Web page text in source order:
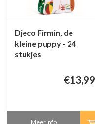
Djeco Firmin, de
kleine puppy - 24
stukjes
€13,99
Meer info